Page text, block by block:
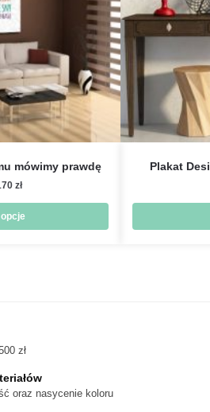
mówimy prawdę
złZakres
od
18 zł
Plakat
zł
oraz nasycenie koloru